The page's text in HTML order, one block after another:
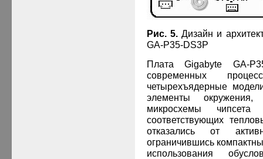
Рис. 5.Дизайн и
GA-P35-DS3P
ПлатаGigabyte GA-P
современных
четырехъядерные
элементы окружения,
микросхемы
соответствующих
отказались от
ограничившись
использования